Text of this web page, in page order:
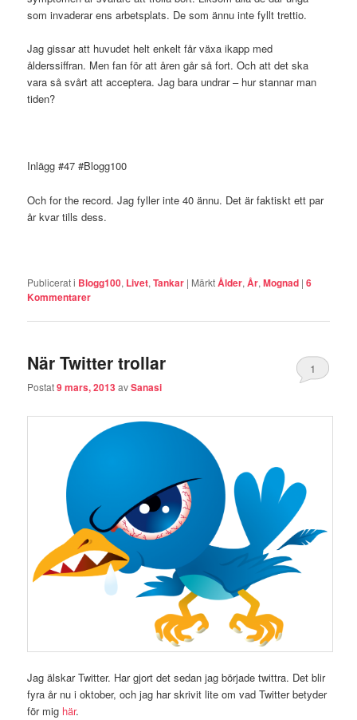
som invaderar ens arbetsplats. De som ännu inte fyllt trettio.
Jag gissar att huvudet helt enkelt får växa ikapp med
ålderssiffran. Men fan för att åren går så fort. Och att det ska
vara så svårt att acceptera. Jag bara undrar – hur stannar man
tiden?
Inlägg #47 #Blogg100
Och for the record. Jag fyller inte 40 ännu. Det är faktiskt ett par
år kvar tills dess.
Publicerat i Blogg100, Livet,Tankar | MärktÅlder,År,Mognad |6
Kommentarer
När Twitter trollar
Postat9 mars, 2013avSanasi
1
Jag älskar Twitter. Har gjort det sedan jag började twittra. Det blir
fyra år nu i oktober, och jag har skrivit lite om vad Twitter betyder
för mig här.